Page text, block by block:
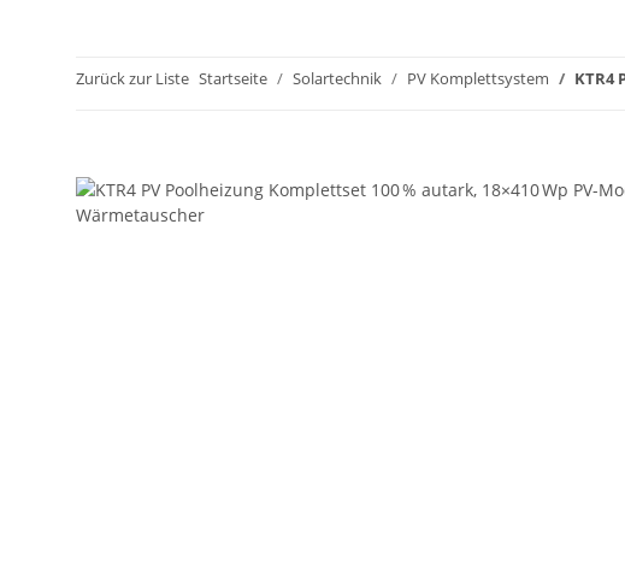
Zurück zur Liste Startseite Solartechnik PV Komplettsystem KTR4